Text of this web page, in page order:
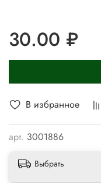
В избранное
арт. 3001886
30.00 ₽
Выбрать